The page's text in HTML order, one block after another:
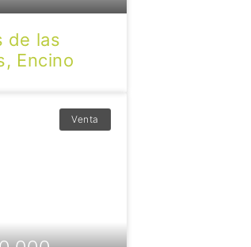
de las
Encino
Venta